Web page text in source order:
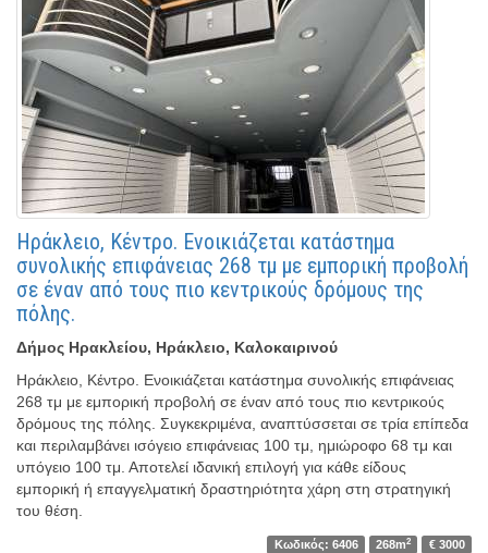
Ηράκλειο, Κέντρο. Ενοικιάζεται κατάστημα
συνολικής επιφάνειας 268 τμ με εμπορική προβολή
σε έναν από τους πιο κεντρικούς δρόμους της
πόλης.
Δήμος Ηρακλείου, Ηράκλειο, Καλοκαιρινού
Ηράκλειο, Κέντρο. Ενοικιάζεται κατάστημα συνολικής επιφάνειας
268 τμ με εμπορική προβολή σε έναν από τους πιο κεντρικούς
δρόμους της πόλης. Συγκεκριμένα, αναπτύσσεται σε τρία επίπεδα
και περιλαμβάνει ισόγειο επιφάνειας 100 τμ, ημιώροφο 68 τμ και
υπόγειο 100 τμ. Αποτελεί ιδανική επιλογή για κάθε είδους
εμπορική ή επαγγελματική δραστηριότητα χάρη στη στρατηγική
του θέση.
Κωδικός: 6406 268m2 € 3000